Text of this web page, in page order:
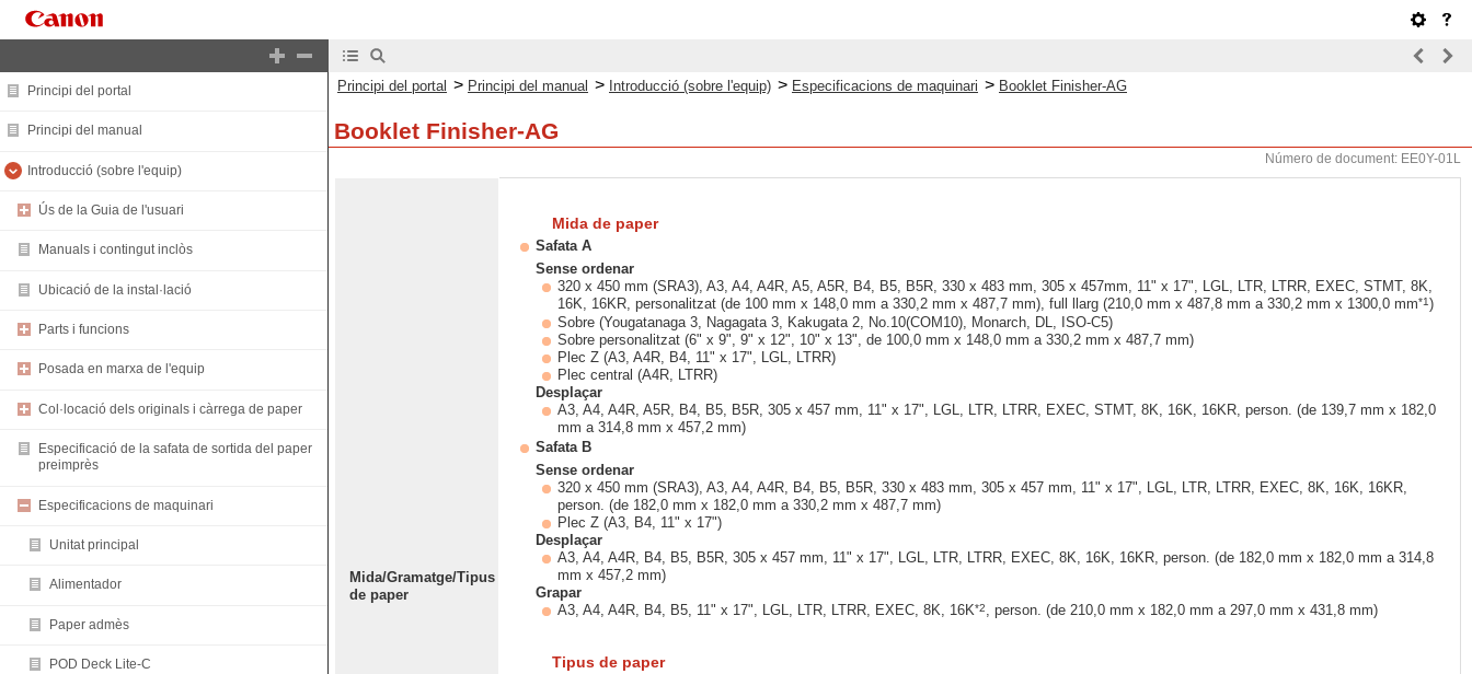
Principi del portal
Principi del manual
Introducció (sobre l'equip)
Ús de la Guia de l'usuari
Manuals i contingut inclòs
Ubicació de la instal·lació
Parts i funcions
Posada en marxa de l'equip
Col·locació dels originals i càrrega de paper
Especificació de la safata de sortida del paper
preimprès
Especificacions de maquinari
Unitat principal
Alimentador
Paper admès
POD Deck Lite-C
Principi del portal > Principi del manual > Introducció (sobre l'equip) > Especificacions de maquinari > Booklet Finisher-AG
Booklet Finisher-AG
Número de document: EE0Y-01L
Mida/Gramatge/Tipus
de paper
Mida de paper
Safata A
Sense ordenar
320 x 450 mm (SRA3), A3, A4, A4R, A5, A5R, B4, B5, B5R, 330 x 483 mm, 305 x 457mm, 11" x 17", LGL, LTR, LTRR, EXEC, STMT, 8K,
16K, 16KR, personalitzat (de 100 mm x 148,0 mm a 330,2 mm x 487,7 mm), full llarg (210,0 mm x 487,8 mm a 330,2 mm x 1300,0 mm*1)
Sobre (Yougatanaga 3, Nagagata 3, Kakugata 2, No.10(COM10), Monarch, DL, ISO-C5)
Sobre personalitzat (6" x 9", 9" x 12", 10" x 13", de 100,0 mm x 148,0 mm a 330,2 mm x 487,7 mm)
Plec Z (A3, A4R, B4, 11" x 17", LGL, LTRR)
Plec central (A4R, LTRR)
Desplaçar
A3, A4, A4R, A5R, B4, B5, B5R, 305 x 457 mm, 11" x 17", LGL, LTR, LTRR, EXEC, STMT, 8K, 16K, 16KR, person. (de 139,7 mm x 182,0
mm a 314,8 mm x 457,2 mm)
Safata B
Sense ordenar
320 x 450 mm (SRA3), A3, A4, A4R, B4, B5, B5R, 330 x 483 mm, 305 x 457 mm, 11" x 17", LGL, LTR, LTRR, EXEC, 8K, 16K, 16KR,
person. (de 182,0 mm x 182,0 mm a 330,2 mm x 487,7 mm)
Plec Z (A3, B4, 11" x 17")
Desplaçar
A3, A4, A4R, B4, B5, B5R, 305 x 457 mm, 11" x 17", LGL, LTR, LTRR, EXEC, 8K, 16K, 16KR, person. (de 182,0 mm x 182,0 mm a 314,8
mm x 457,2 mm)
Grapar
A3, A4, A4R, B4, B5, 11" x 17", LGL, LTR, LTRR, EXEC, 8K, 16K*2, person. (de 210,0 mm x 182,0 mm a 297,0 mm x 431,8 mm)
Tipus de paper